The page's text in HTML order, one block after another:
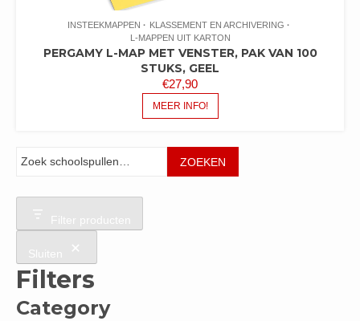
INSTEEKMAPPEN
KLASSEMENT EN ARCHIVERING
L-MAPPEN UIT KARTON
PERGAMY L-MAP MET VENSTER, PAK VAN 100
STUKS, GEEL
€27,90
MEER INFO!
ZOEKEN
Filter producten
Sluiten
Filters
Category